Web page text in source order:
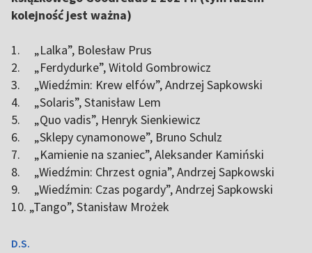
kolejność jest ważna)
1. „Lalka”, Bolesław Prus
2. „Ferdydurke”, Witold Gombrowicz
3. „Wiedźmin: Krew elfów”, Andrzej Sapkowski
4. „Solaris”, Stanisław Lem
5. „Quo vadis”, Henryk Sienkiewicz
6. „Sklepy cynamonowe”, Bruno Schulz
7. „Kamienie na szaniec”, Aleksander Kamiński
8. „Wiedźmin: Chrzest ognia”, Andrzej Sapkowski
9. „Wiedźmin: Czas pogardy”, Andrzej Sapkowski
10. „Tango”, Stanisław Mrożek
D.S.